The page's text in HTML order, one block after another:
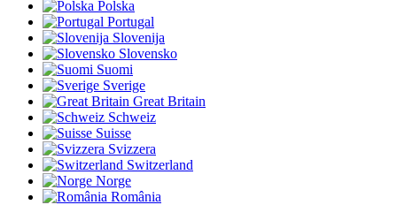
Polska
Portugal
Slovenija
Slovensko
Suomi
Sverige
Great Britain
Schweiz
Suisse
Svizzera
Switzerland
Norge
România